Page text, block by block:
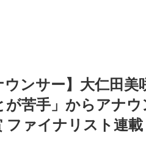
ウンサー】大仁田
苦手」からアナ
ァイナリスト連載